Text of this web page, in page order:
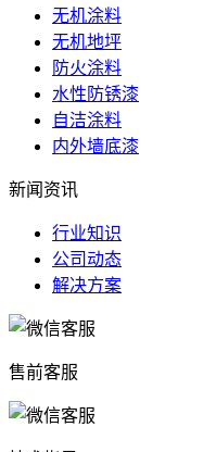
无机涂料
无机地坪
防火涂料
水性防锈漆
自洁涂料
内外墙底漆
新闻资讯
行业知识
公司动态
解决方案
售前客服